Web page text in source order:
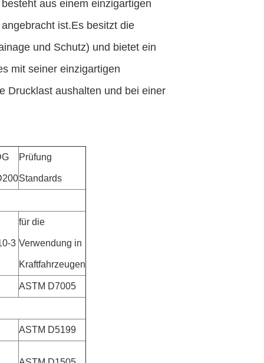
aus einem einzigartigen
ist.Es besitzt die
und Schutz) und bietet ein
mit seiner einzigartigen
Drucklast aushalten und bei einer
Prüfung
Standards
3
für die
Verwendung in
Kraftfahrzeugen
ASTM D7005
ASTM D5199